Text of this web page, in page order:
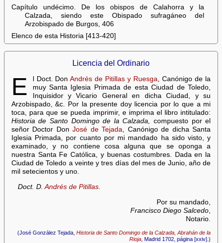
Capítulo undécimo. De los obispos de Calahorra y la
Calzada, siendo este Obispado sufragáneo del
Arzobispado de Burgos, 406
Elenco de esta Historia [413-420]
Licencia del Ordinario
E l Doct. DonAndrés de Pitillas y Ruesga, Canónigo de la
muy Santa Iglesia Primada de esta Ciudad de Toledo,
Inquisidor y Vicario General en dicha Ciudad, y su
Arzobispado, &c. Por la presente doy licencia por lo que a mi
toca, para que se pueda imprimir, e imprima el libro intitulado:
Historia de Santo Domingo de la Calzada, compuesto por el
señor Doctor DonJosé de Tejada, Canónigo de dicha Santa
Iglesia Primada, por cuanto por mi mandado ha sido visto, y
examinado, y no contiene cosa alguna que se oponga a
nuestra Santa Fe Católica, y buenas costumbres. Dada en la
Ciudad de Toledo a veinte y tres días del mes de Junio, año de
mil setecientos y uno.
Doct. D.Andrés de Pitillas
Por su mandado,
Francisco Diego Salcedo
Notario.
(José González Tejada,Historia de Santo Domingo de la Calzada, Abrahán de la
Rioja , Madrid 1702, página [xxiv].)